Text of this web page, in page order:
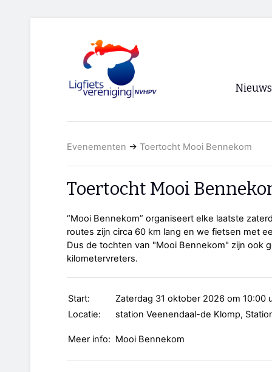
Nieuws
RSS
Evenementen → Toertocht Mooi Bennekom
Toertocht Mooi
“Mooi Bennekom” organiseert elke laatste
routes zijn circa 60 km lang en we fietsen met
Dus de tochten van "Mooi Bennekom" zijn ook
kilometervreters.
Start:
Zaterdag 31 oktober 2026 om 10:00
Locatie:
station Veenendaal-de Klomp,
Meer info: Mooi Bennekom